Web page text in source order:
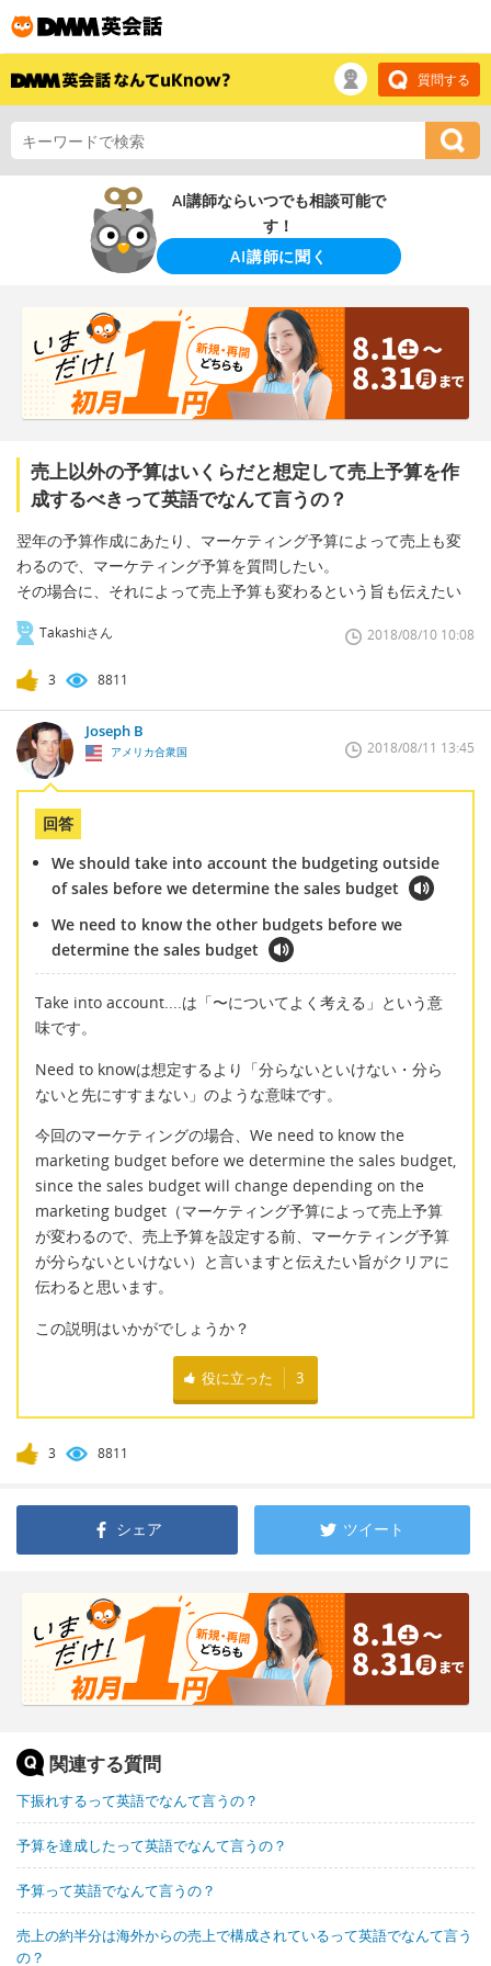
質問する
AI講師ならいつでも相談可能で
す！
AI講師に聞く
売上以外の予算はいくらだと想定して売上予算を作
成するべきって英語でなんて言うの？
翌年の予算作成にあたり、マーケティング予算によって売上も変
わるので、マーケティング予算を質問したい。
その場合に、それによって売上予算も変わるという旨も伝えたい
Takashiさん 2018/08/10 10:08
3 8811
Joseph B
アメリカ合衆国 2018/08/11 13:45
回答
We should take into account the budgeting outside
of sales before we determine the sales budget
We need to know the other budgets before we
determine the sales budget
Take into account....は「〜についてよく考える」という意
味です。
Need to knowは想定するより「分らないといけない・分ら
ないと先にすすまない」のような意味です。
今回のマーケティングの場合、We need to know the
marketing budget before we determine the sales budget,
since the sales budget will change depending on the
marketing budget（マーケティング予算によって売上予算
が変わるので、売上予算を設定する前、マーケティング予算
が分らないといけない）と言いますと伝えたい旨がクリアに
伝わると思います。
この説明はいかがでしょうか？
役に立った 3
3 8811
シェア ツイート
関連する質問
下振れするって英語でなんて言うの？
予算を達成したって英語でなんて言うの？
予算って英語でなんて言うの？
売上の約半分は海外からの売上で構成されているって英語でなんて言う
の？